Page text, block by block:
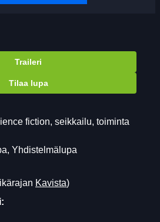
Traileri
Tilaa lupa
fiction, seikkailu, toiminta
Yhdistelmälupa
Kavista)